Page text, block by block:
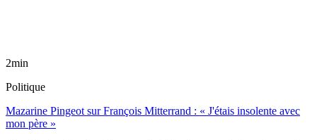
2min
Politique
Mazarine Pingeot sur François Mitterrand : « J'étais insolente avec
mon père »